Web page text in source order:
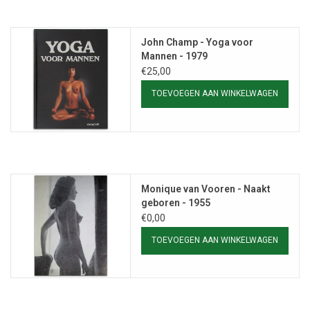
John Champ - Yoga voor
Mannen - 1979
€25,00
TOEVOEGEN AAN WINKELWAGEN
Monique van Vooren - Naakt
geboren - 1955
€0,00
TOEVOEGEN AAN WINKELWAGEN